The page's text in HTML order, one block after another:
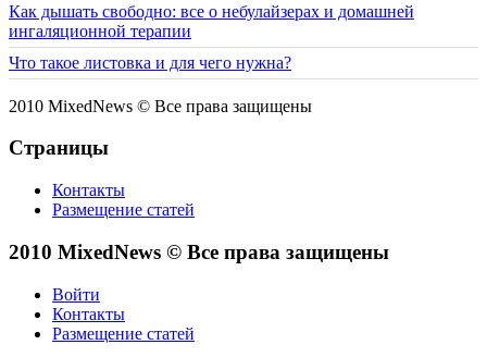
Как дышать свободно: все о небулайзерах и домашней
ингаляционной терапии
Что такое листовка и для чего нужна?
2010 MixedNews © Все права защищены
Страницы
Контакты
Размещение статей
2010 MixedNews © Все права защищены
Войти
Контакты
Размещение статей